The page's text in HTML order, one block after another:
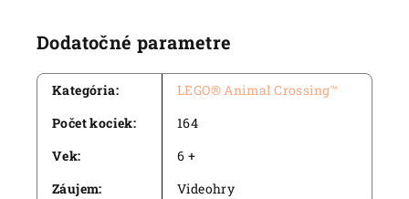
Dodatočné parametre
Kategória:
LEGO® Animal Crossing™
Počet kociek:
164
Vek:
6 +
Záujem: Videohry